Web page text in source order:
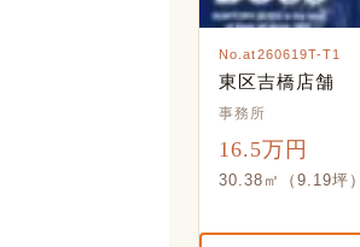
No.at260619T-T1
東区吉橋店舗
事務所
16.5万円
30.38㎡（9.19坪）